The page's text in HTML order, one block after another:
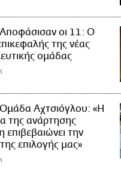
Αποφάσισαν οι 11: Ο
της νέας
ομάδας
Ομάδα Αχτσιόγλου: «Η
της ανάρτησης
επιβεβαιώνει την
επιλογής μας»